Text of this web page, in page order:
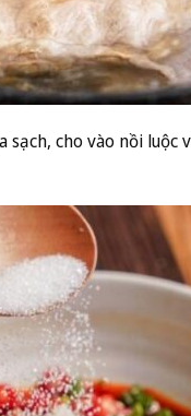
sạch, cho vào nồi